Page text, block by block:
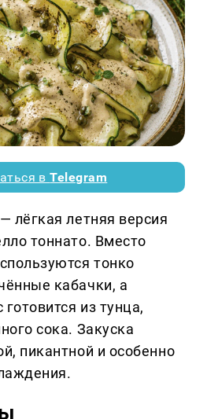
вTelegram
лёгкая летняя версия
тоннато. Вместо
тонко
кабачки, а
из тунца,
сока. Закуска
пикантной и особенно